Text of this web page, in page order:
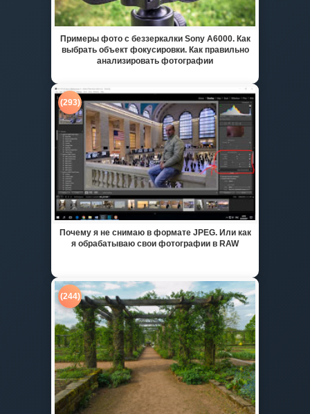
Примеры фото с беззеркалки Sony A6000. Как
выбрать объект фокусировки. Как правильно
анализировать фотографии
(293)
Почему я не снимаю в формате JPEG. Или как
я обрабатываю свои фотографии в RAW
(244)